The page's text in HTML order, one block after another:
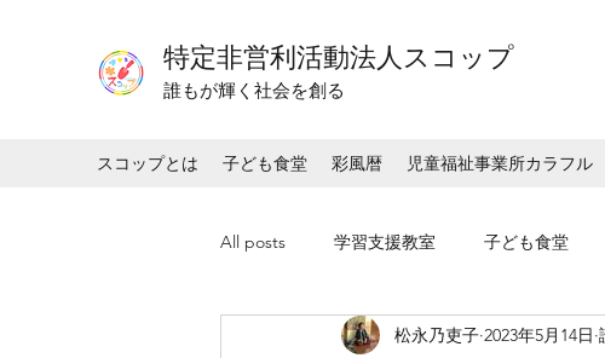
特定非営利活動法人スコップ
​​誰もが輝く社会を創る
スコップとは 子ども食堂 彩風暦 児童福祉事業所カラフル
All posts 学習支援教室 子ども食堂
松永乃吏子 2023年5月14日